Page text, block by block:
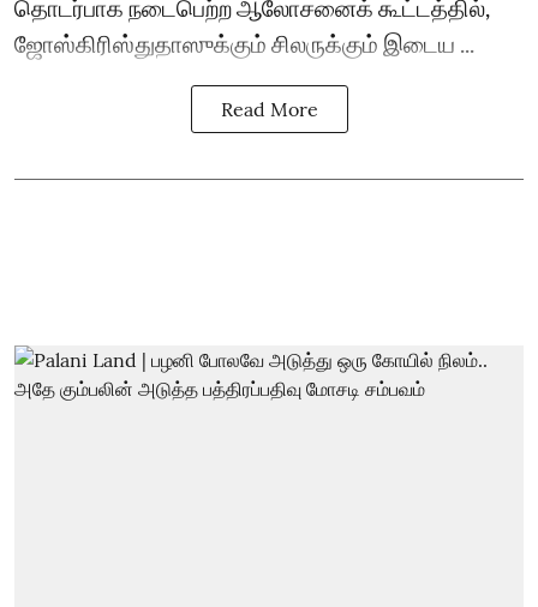
தொடர்பாக நடைபெற்ற ஆலோசனைக் கூட்டத்தில்,
ஜோஸ்கிரிஸ்துதாஸுக்கும் சிலருக்கும் இடைய ...
Read More